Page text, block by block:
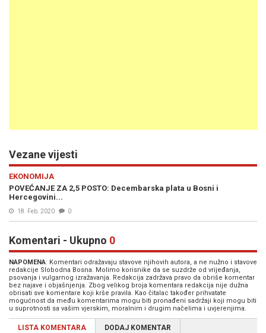
Vezane vijesti
EKONOMIJA
POVEĆANJE ZA 2,5 POSTO: Decembarska plata u Bosni i
Hercegovini...
18. Feb. 2020 0
Komentari - Ukupno 0
NAPOMENA: Komentari odražavaju stavove njihovih autora, a ne nužno i stavove
redakcije Slobodna Bosna. Molimo korisnike da se suzdrže od vrijeđanja,
psovanja i vulgarnog izražavanja. Redakcija zadržava pravo da obriše komentar
bez najave i objašnjenja. Zbog velikog broja komentara redakcija nije dužna
obrisati sve komentare koji krše pravila. Kao čitalac također prihvatate
mogućnost da među komentarima mogu biti pronađeni sadržaji koji mogu biti
u suprotnosti sa vašim vjerskim, moralnim i drugim načelima i uvjerenjima.
LISTA KOMENTARA DODAJ KOMENTAR